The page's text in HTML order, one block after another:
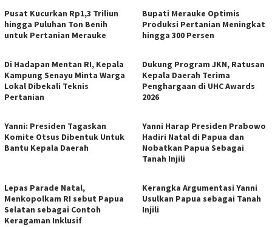
Pusat Kucurkan Rp1,3 Triliun
hingga Puluhan Ton Benih
untuk Pertanian Merauke
Bupati Merauke Optimis
Produksi Pertanian Meningkat
hingga 300 Persen
Di Hadapan Mentan RI, Kepala
Kampung Senayu Minta Warga
Lokal Dibekali Teknis
Pertanian
Dukung Program JKN, Ratusan
Kepala Daerah Terima
Penghargaan di UHC Awards
2026
Yanni: Presiden Tagaskan
Komite Otsus Dibentuk Untuk
Bantu Kepala Daerah
Yanni Harap Presiden Prabowo
Hadiri Natal di Papua dan
Nobatkan Papua Sebagai
Tanah Injili
​Lepas Parade Natal,
Menkopolkam RI sebut Papua
Selatan sebagai Contoh
Keragaman Inklusif
Kerangka Argumentasi Yanni
Usulkan Papua sebagai Tanah
Injili